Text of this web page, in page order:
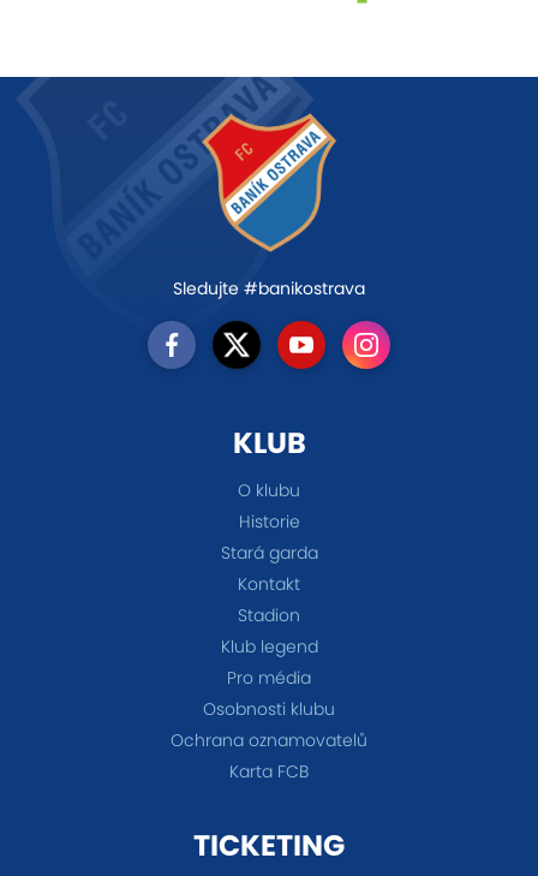
Sledujte #banikostrava
KLUB
O klubu
Historie
Stará garda
Kontakt
Stadion
Klub legend
Pro média
Osobnosti klubu
Ochrana oznamovatelů
Karta FCB
TICKETING